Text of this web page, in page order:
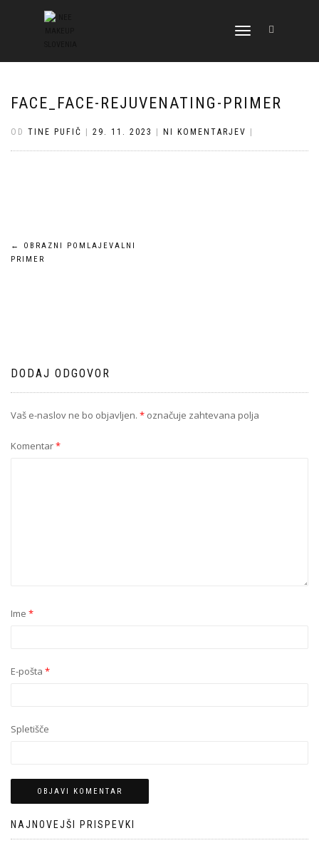
VKLOPI/IZKLOPI
FACE_FACE-REJUVENATING-PRIMER
OD TINE PUFIČ 29. 11. 2023 NI KOMENTARJEV
Navigacija
←
OBRAZNI POMLAJEVALNI
PRIMER
DODAJ ODGOVOR
Vaš e-naslov ne bo objavljen. * označuje zahtevana polja
Komentar*
Ime *
E-pošta *
Spletišče
NAJNOVEJŠI PRISPEVKI